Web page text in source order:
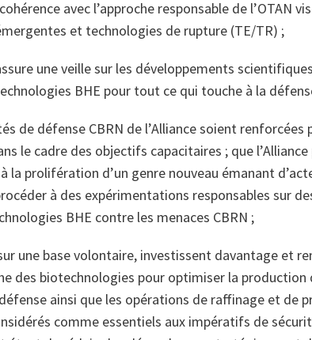
avec l’approche responsable de l’OTAN
et technologies de rupture (TE/TR) ;
une veille sur les développements
BHE pour tout ce qui touche à la
de défense CBRN de l’Alliance soient renforcées
le cadre des objectifs capacitaires ; que l’Alliance
la prolifération d’un genre nouveau émanant
à des expérimentations responsables sur
BHE contre les menaces CBRN ;
une base volontaire, investissent davantage et
des biotechnologies pour optimiser la
ainsi que les opérations de raffinage et de
comme essentiels aux impératifs de